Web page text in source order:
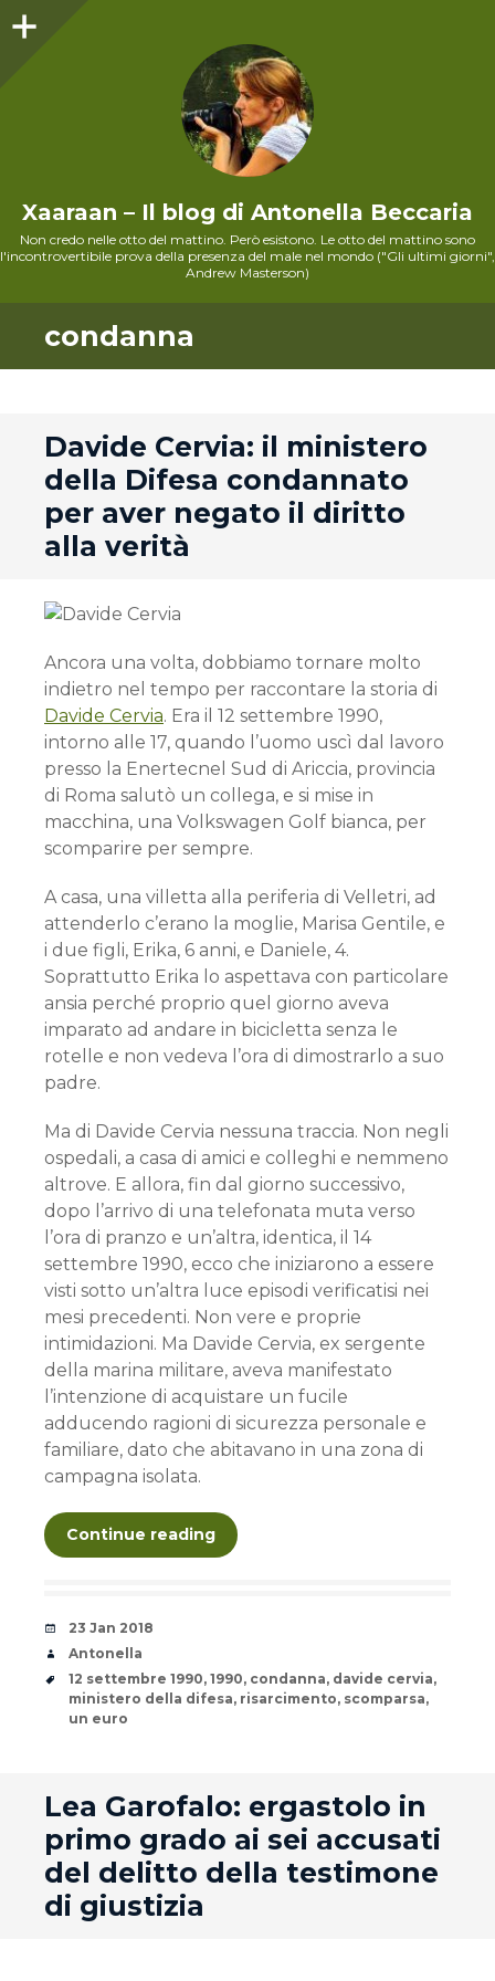
Xaaraan – Il blog di Antonella Beccaria
Non credo nelle otto del mattino. Però esistono. Le otto del mattino sono
l'incontrovertibile prova della presenza del male nel mondo ("Gli ultimi giorni",
Andrew Masterson)
condanna
Davide Cervia: il ministero
della Difesa condannato
per aver negato il diritto
alla verità
Ancora una volta, dobbiamo tornare molto
indietro nel tempo per raccontare la storia di
Davide Cervia. Era il 12 settembre 1990,
intorno alle 17, quando l’uomo uscì dal lavoro
presso la Enertecnel Sud di Ariccia, provincia
di Roma salutò un collega, e si mise in
macchina, una Volkswagen Golf bianca, per
scomparire per sempre.
A casa, una villetta alla periferia di Velletri, ad
attenderlo c’erano la moglie, Marisa Gentile, e
i due figli, Erika, 6 anni, e Daniele, 4.
Soprattutto Erika lo aspettava con particolare
ansia perché proprio quel giorno aveva
imparato ad andare in bicicletta senza le
rotelle e non vedeva l’ora di dimostrarlo a suo
padre.
Ma di Davide Cervia nessuna traccia. Non negli
ospedali, a casa di amici e colleghi e nemmeno
altrove. E allora, fin dal giorno successivo,
dopo l’arrivo di una telefonata muta verso
l’ora di pranzo e un’altra, identica, il 14
settembre 1990, ecco che iniziarono a essere
visti sotto un’altra luce episodi verificatisi nei
mesi precedenti. Non vere e proprie
intimidazioni. Ma Davide Cervia, ex sergente
della marina militare, aveva manifestato
l’intenzione di acquistare un fucile
adducendo ragioni di sicurezza personale e
familiare, dato che abitavano in una zona di
campagna isolata.
Continue reading
Date
23 Jan 2018
Author
Antonella
Tags
12 settembre 1990, 1990, condanna, davide cervia,
ministero della difesa, risarcimento, scomparsa,
un euro
Lea Garofalo: ergastolo in
primo grado ai sei accusati
del delitto della testimone
di giustizia